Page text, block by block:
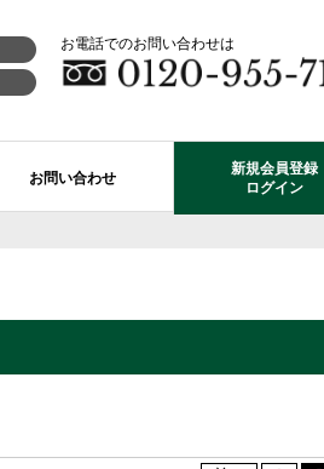
お電話でのお問い合わせは
お問い合わせ
新規会員登録
ログイン